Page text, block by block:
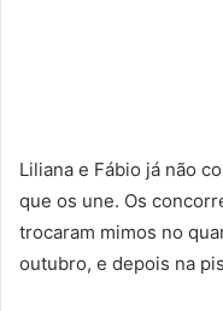
Liliana e Fábio já não
que os une. Os
trocaram mimos no
outubro, e depois na